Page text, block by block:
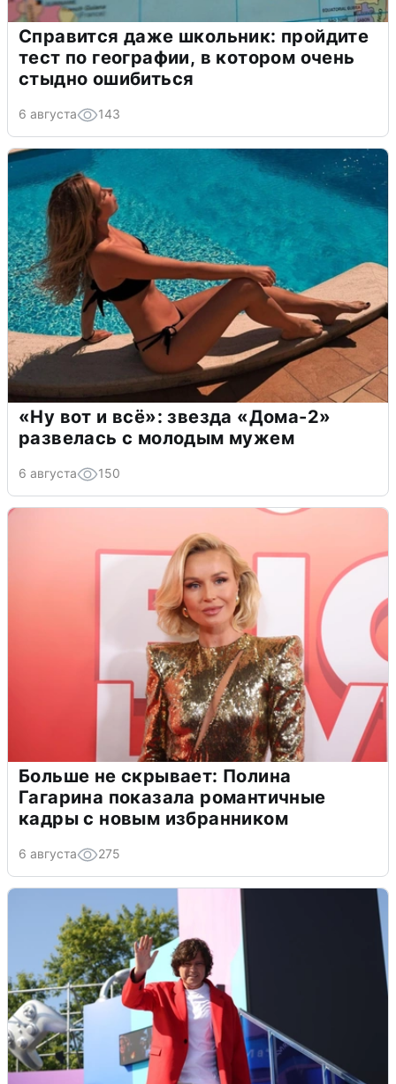
Справится даже школьник: пройдите
тест по географии, в котором очень
стыдно ошибиться
6 августа 143
«Ну вот и всё»: звезда «Дома-2»
развелась с молодым мужем
6 августа 150
Больше не скрывает: Полина
Гагарина показала романтичные
кадры с новым избранником
6 августа 275